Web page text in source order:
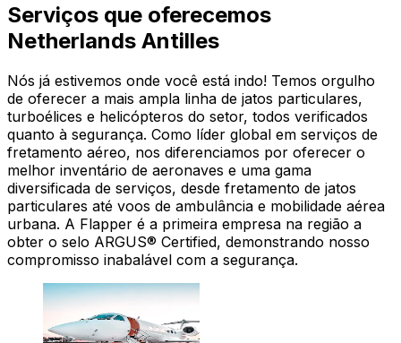
Serviços que oferecemos
Netherlands Antilles
Nós já estivemos onde você está indo! Temos orgulho
de oferecer a mais ampla linha de jatos particulares,
turboélices e helicópteros do setor, todos verificados
quanto à segurança. Como líder global em serviços de
fretamento aéreo, nos diferenciamos por oferecer o
melhor inventário de aeronaves e uma gama
diversificada de serviços, desde fretamento de jatos
particulares até voos de ambulância e mobilidade aérea
urbana. A Flapper é a primeira empresa na região a
obter o selo ARGUS® Certified, demonstrando nosso
compromisso inabalável com a segurança.